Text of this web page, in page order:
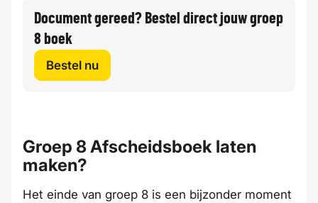
Document gereed? Bestel direct jouw groep
8 boek
Bestel nu
Groep 8 Afscheidsboek laten
maken?
Het einde van groep 8 is een bijzonder moment